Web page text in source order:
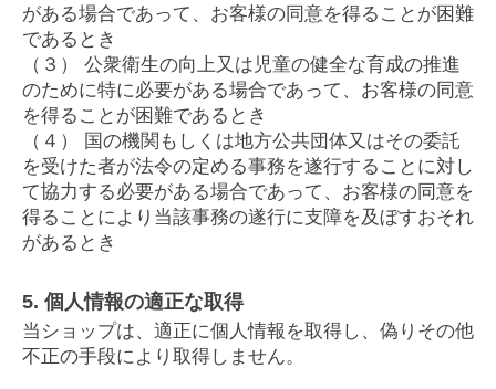
がある場合であって、お客様の同意を得ることが困難
であるとき
（３） 公衆衛生の向上又は児童の健全な育成の推進
のために特に必要がある場合であって、お客様の同意
を得ることが困難であるとき
（４） 国の機関もしくは地方公共団体又はその委託
を受けた者が法令の定める事務を遂行することに対し
て協力する必要がある場合であって、お客様の同意を
得ることにより当該事務の遂行に支障を及ぼすおそれ
があるとき
5. 個人情報の適正な取得
当ショップは、適正に個人情報を取得し、偽りその他
不正の手段により取得しません。